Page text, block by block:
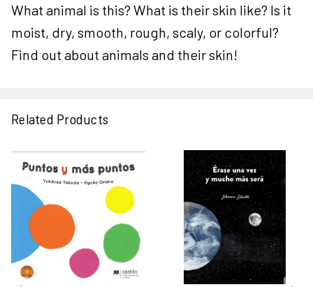
What animal is this? What is their skin like? Is it
moist, dry, smooth, rough, scaly, or colorful?
Find out about animals and their skin!
Related Products